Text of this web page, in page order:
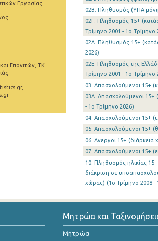
Εργασίας
Επονιτών, ΤΚ
02Β. Πληθυσμός (ΥΠΑ
02Γ. Πληθυσμός 15+
Τρίμηνο 2001 - 1o Τρίμηνο
02Δ. Πληθυσμός 15+
2026)
02Ε. Πληθυσμός της
Τρίμηνο 2001 - 1o Τρίμηνο
03. Απασχολούμενοι 15+
03Α. Απασχολούμενοι 15+
- 1o Τρίμηνο 2026)
04. Απασχολούμενοι 15+
05. Απασχολούμενοι 15+
06. Ανεργοι 15+
07. Απασχολούμενοι 15+
10. Πληθυσμός ηλικίας 15
διάκριση σε
χώρας) (1o Τρίμηνο 2008 -
Μητρώα και
Μητρώα